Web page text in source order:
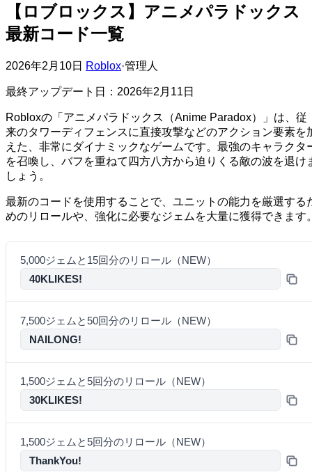
【ロブロックス】アニメパラドックス
最新コード一覧
2026年2月10日 Roblox·管理人
最終アップデート日：2026年2月11日
Robloxの「アニメパラドックス（Anime Paradox）」は、従
来のタワーディフェンスに直接攻撃などのアクション要素を
えた、非常にダイナミックなゲームです。最強のキャラクタ
を召喚し、バフを重ねて四方八方から迫りくる敵の波を退け
しょう。
最新のコードを使用することで、ユニットの能力を厳選する
めのリロールや、強化に必要なジェムを大量に獲得できます
5,000ジェムと15回分のリロール（NEW）
40KLIKES!
7,500ジェムと50回分のリロール（NEW）
NAILONG!
1,500ジェムと5回分のリロール（NEW）
30KLIKES!
1,500ジェムと5回分のリロール（NEW）
ThankYou!